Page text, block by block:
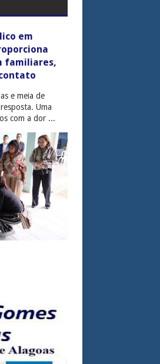
em
familiares,
e meia de
Uma
com a dor ...